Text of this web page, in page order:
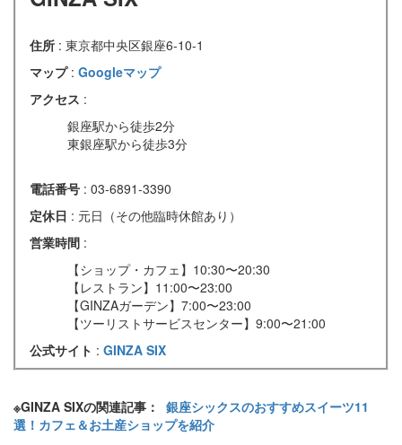
住所 : 東京都中央区銀座6-10-1
マップ : Googleマップ
アクセス :
銀座駅から徒歩2分
東銀座駅から徒歩3分
電話番号 : 03-6891-3390
定休日 : 元日（その他臨時休館あり）
営業時間 :
【ショップ・カフェ】10:30〜20:30
【レストラン】11:00〜23:00
【GINZAガーデン】7:00〜23:00
【ツーリストサービスセンター】9:00〜21:00
公式サイト : GINZA SIX
※GINZA SIXの関連記事： 銀座シックスのおすすめスイーツ11
選！カフェ＆お土産ショップを紹介